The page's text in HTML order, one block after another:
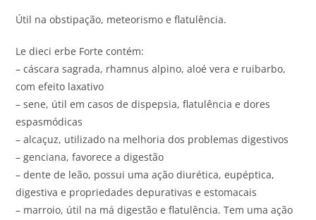
Útil na obstipação, meteorismo e flatulência.
Le dieci erbe Forte contém:
– cáscara sagrada, rhamnus alpino, aloé vera e ruibarbo,
com efeito laxativo
– sene, útil em casos de dispepsia, flatulência e dores
espasmódicas
– alcaçuz, utilizado na melhoria dos problemas digestivos
– genciana, favorece a digestão
– dente de leão, possui uma ação diurética, eupéptica,
digestiva e propriedades depurativas e estomacais
– marroio, útil na má digestão e flatulência. Tem uma ação